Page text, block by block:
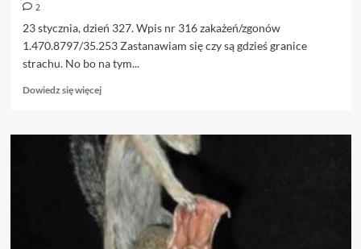
2
23 stycznia, dzień 327. Wpis nr 316 zakażeń/zgonów
1.470.8797/35.253 Zastanawiam się czy są gdzieś granice
strachu. No bo na tym...
Dowiedz się więcejDowiedz
o
23.01.
Koronawirus,
czyli
zarządzanie
strachem